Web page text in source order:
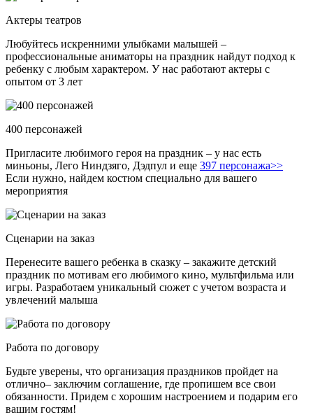
Актеры театров
Любуйтесь искренними улыбками малышей –
профессиональные аниматоры на праздник найдут подход к
ребенку с любым характером. У нас работают актеры с
опытом от 3 лет
400 персонажей
Пригласите любимого героя на праздник – у нас есть
миньоны, Лего Ниндзяго, Дэдпул и еще 397 персонажа>>
Если нужно, найдем костюм специально для вашего
мероприятия
Сценарии на заказ
Перенесите вашего ребенка в сказку – закажите детский
праздник по мотивам его любимого кино, мультфильма или
игры. Разработаем уникальный сюжет с учетом возраста и
увлечений малыша
Работа по договору
Будьте уверены, что организация праздников пройдет на
отлично– заключим соглашение, где пропишем все свои
обязанности. Придем с хорошим настроением и подарим его
вашим гостям!